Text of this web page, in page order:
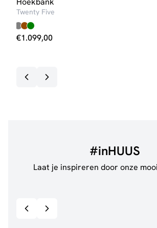
Twenty Five
€1.099,00
#inHUUS
Laat je inspireren door onze